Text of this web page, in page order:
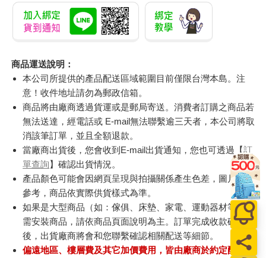
商品運送說明：
本公司所提供的產品配送區域範圍目前僅限台灣本島。注
意！收件地址請勿為郵政信箱。
商品將由廠商透過貨運或是郵局寄送。消費者訂購之商品若
無法送達，經電話或 E-mail無法聯繫逾三天者，本公司將取
消該筆訂單，並且全額退款。
當廠商出貨後，您會收到E-mail出貨通知，您也可透過【訂
單查詢】確認出貨情況。
產品顏色可能會因網頁呈現與拍攝關係產生色差，圖片僅供
參考，商品依實際供貨樣式為準。
如果是大型商品（如：傢俱、床墊、家電、運動器材等）及
需安裝商品，請依商品頁面說明為主。訂單完成收款確認
後，出貨廠商將會和您聯繫確認相關配送等細節。
偏遠地區、樓層費及其它加價費用，皆由廠商於約定配送時